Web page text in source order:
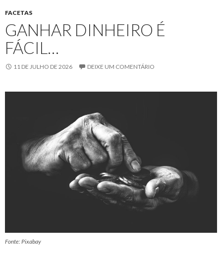
FACETAS
GANHAR DINHEIRO É
FÁCIL…
11 DE JULHO DE 2026 DEIXE UM COMENTÁRIO
Fonte: Pixabay